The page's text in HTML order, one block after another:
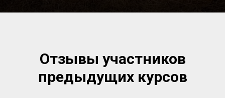
Отзывы участников
предыдущих курсов